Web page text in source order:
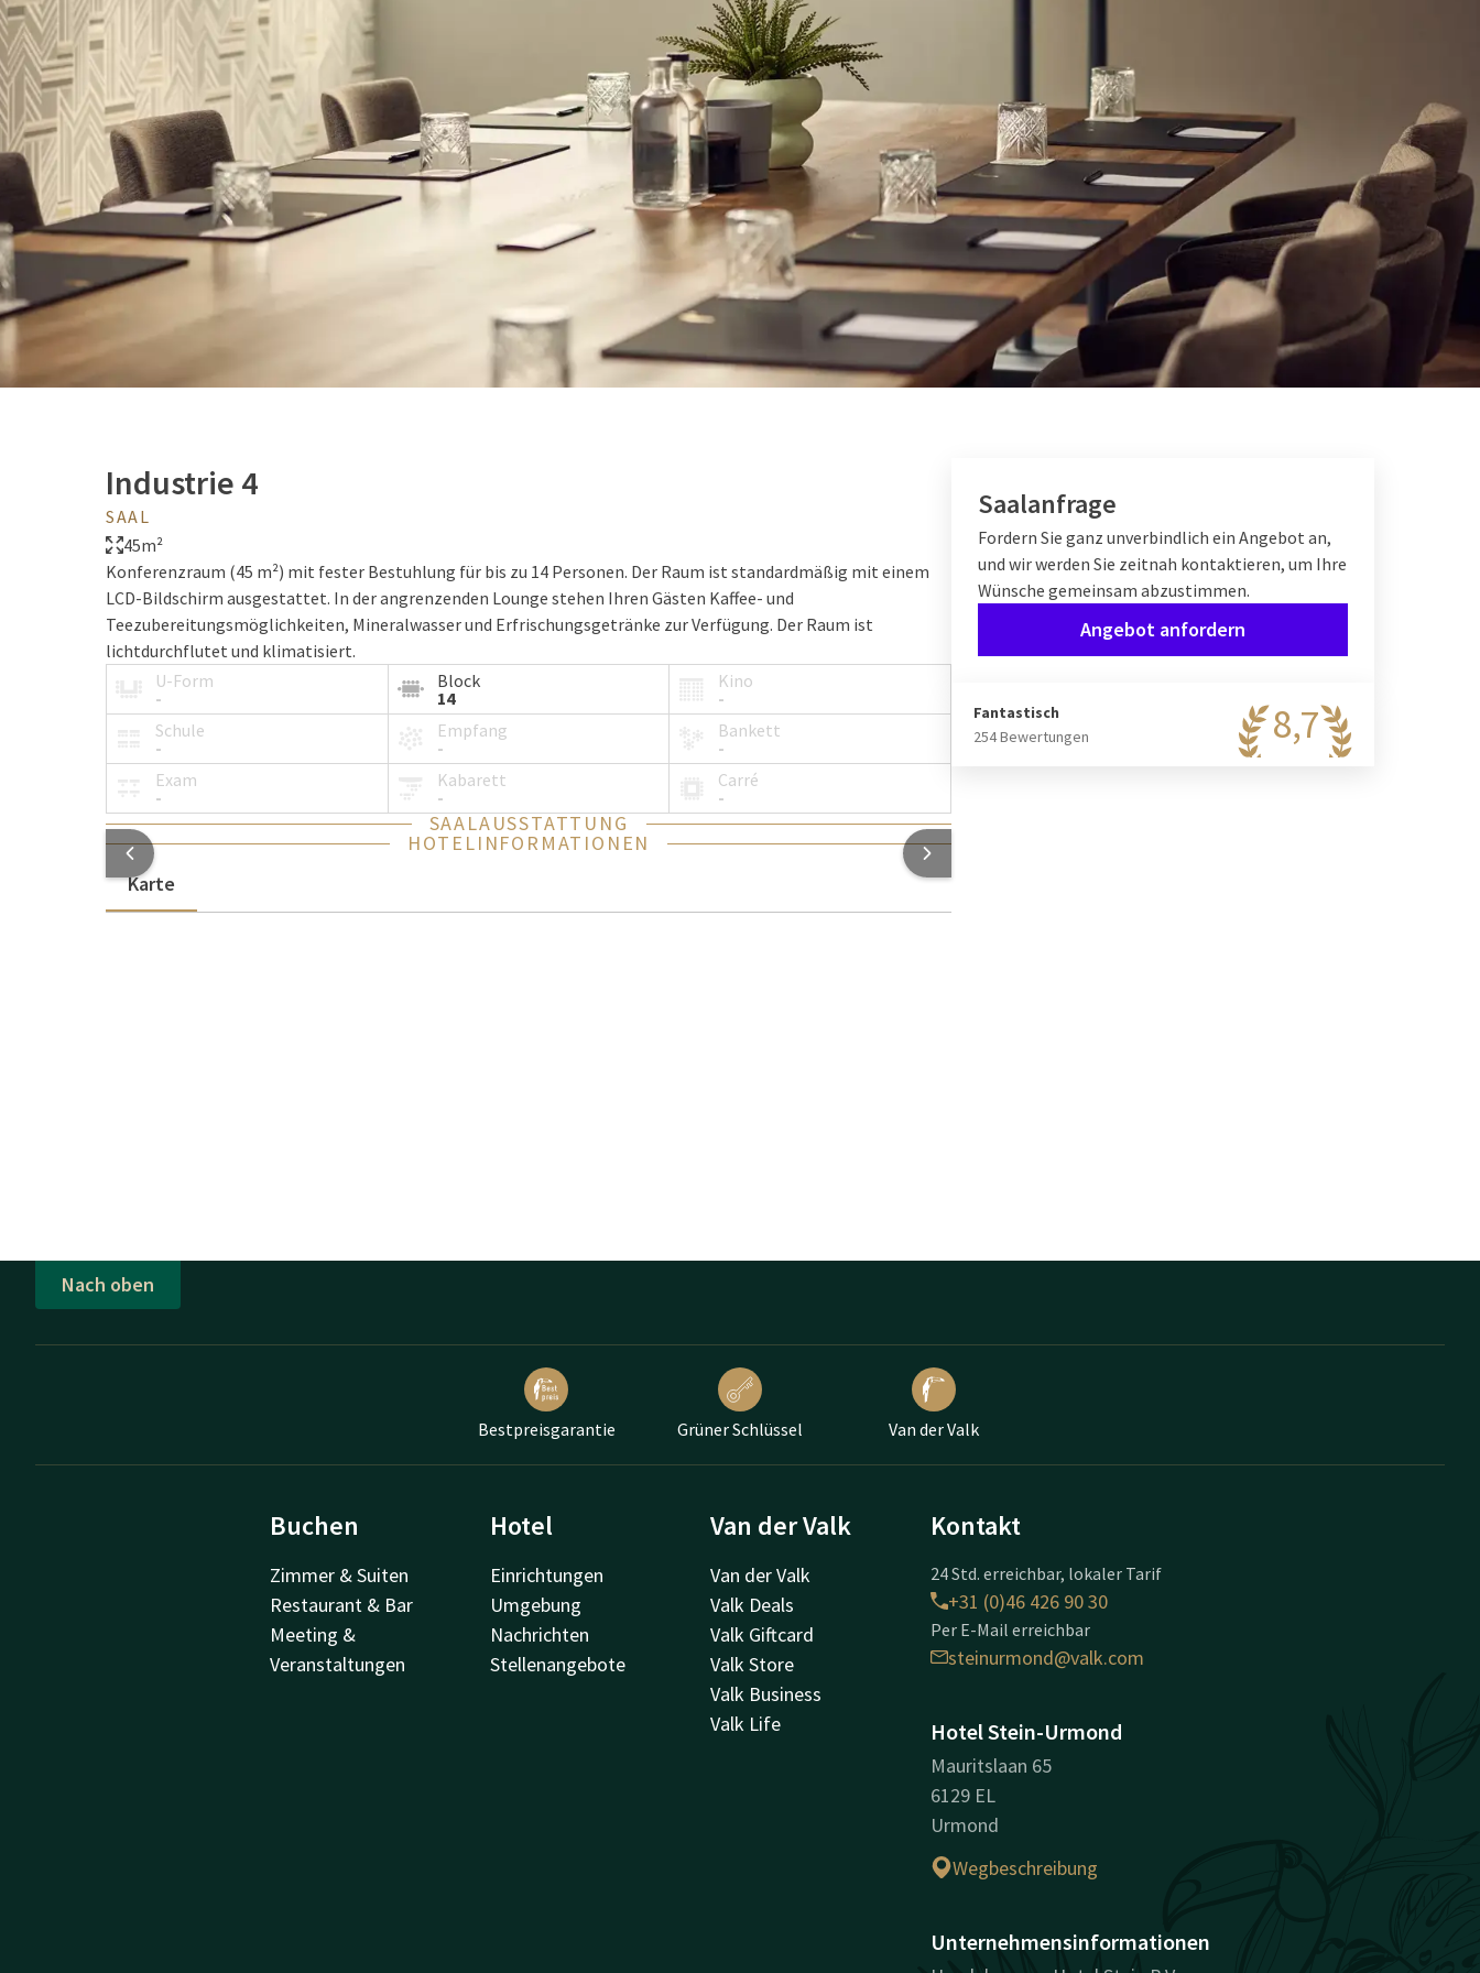
Industrie 4
SAAL
45m²
Konferenzraum (45 m²) mit fester Bestuhlung für bis zu 14 Personen. Der Raum ist standardmäßig mit einem
LCD-Bildschirm ausgestattet. In der angrenzenden Lounge stehen Ihren Gästen Kaffee- und
Teezubereitungsmöglichkeiten, Mineralwasser und Erfrischungsgetränke zur Verfügung. Der Raum ist
lichtdurchflutet und klimatisiert.
U-Form
-
Block
14
Kino
-
Schule
-
Empfang
-
Bankett
-
Exam
-
Kabarett
-
Carré
-
SAALAUSSTATTUNG
Saalanfrage
Fordern Sie ganz unverbindlich ein Angebot an,
und wir werden Sie zeitnah kontaktieren, um Ihre
Wünsche gemeinsam abzustimmen.
Angebot anfordern
8,7
Fantastisch
254 Bewertungen
HOTELINFORMATIONEN
Karte
Nach oben
Bestpreisgarantie Grüner Schlüssel Van der Valk
Buchen
Zimmer & Suiten
Restaurant & Bar
Meeting &
Veranstaltungen
Hotel
Einrichtungen
Umgebung
Nachrichten
Stellenangebote
Van der Valk
Van der Valk
Valk Deals
Valk Giftcard
Valk Store
Valk Business
Valk Life
Kontakt
24 Std. erreichbar, lokaler Tarif
+31 (0)46 426 90 30
Per E-Mail erreichbar
steinurmond@valk.com
Hotel Stein-Urmond
Mauritslaan 65
6129 EL
Urmond
Wegbeschreibung
Unternehmensinformationen